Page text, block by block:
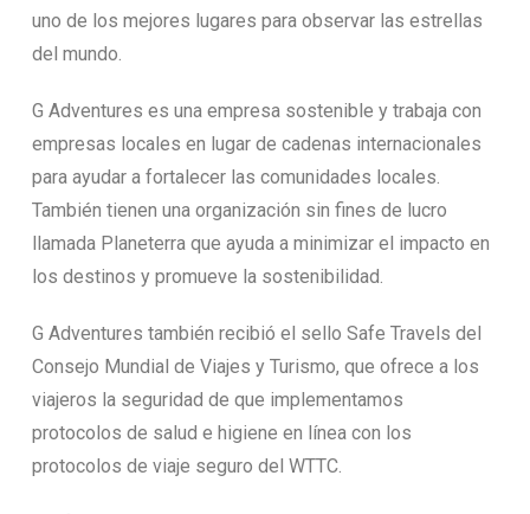
uno de los mejores lugares para observar las estrellas
del mundo.
G Adventures es una empresa sostenible y trabaja con
empresas locales en lugar de cadenas internacionales
para ayudar a fortalecer las comunidades locales.
También tienen una organización sin fines de lucro
llamada Planeterra que ayuda a minimizar el impacto en
los destinos y promueve la sostenibilidad.
G Adventures también recibió el sello Safe Travels del
Consejo Mundial de Viajes y Turismo, que ofrece a los
viajeros la seguridad de que implementamos
protocolos de salud e higiene en línea con los
protocolos de viaje seguro del WTTC.